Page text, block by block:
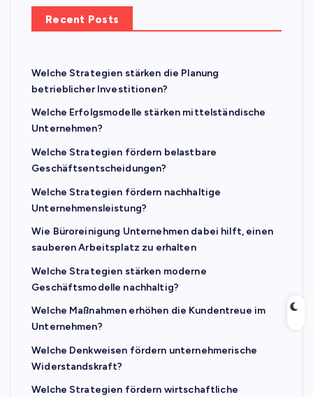
Recent Posts
Welche Strategien stärken die Planung
betrieblicher Investitionen?
Welche Erfolgsmodelle stärken mittelständische
Unternehmen?
Welche Strategien fördern belastbare
Geschäftsentscheidungen?
Welche Strategien fördern nachhaltige
Unternehmensleistung?
Wie Büroreinigung Unternehmen dabei hilft, einen
sauberen Arbeitsplatz zu erhalten
Welche Strategien stärken moderne
Geschäftsmodelle nachhaltig?
Welche Maßnahmen erhöhen die Kundentreue im
Unternehmen?
Welche Denkweisen fördern unternehmerische
Widerstandskraft?
Welche Strategien fördern wirtschaftliche